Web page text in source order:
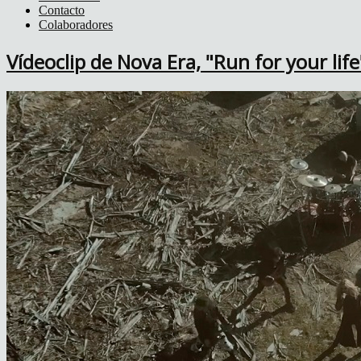
Contacto
Colaboradores
Vídeoclip de Nova Era, "Run for your